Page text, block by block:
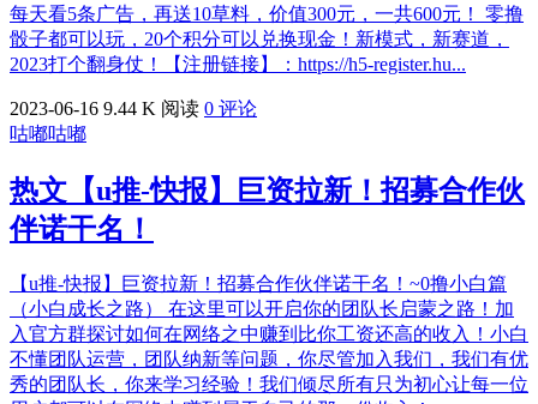
每天看5条广告，再送10草料，价值300元，一共600元！ 零撸
骰子都可以玩，20个积分可以兑换现金！新模式，新赛道，
2023打个翻身仗！【注册链接】：https://h5-register.hu...
2023-06-16 9.44 K 阅读 0 评论
咕嘟咕嘟
热文 【u推-快报】巨资拉新！招募合作伙
伴诺干名！
【u推-快报】巨资拉新！招募合作伙伴诺干名！~0撸小白篇
（小白成长之路） 在这里可以开启你的团队长启蒙之路！加
入官方群探讨如何在网络之中赚到比你工资还高的收入！小白
不懂团队运营，团队纳新等问题，你尽管加入我们，我们有优
秀的团队长，你来学习经验！我们倾尽所有只为初心让每一位